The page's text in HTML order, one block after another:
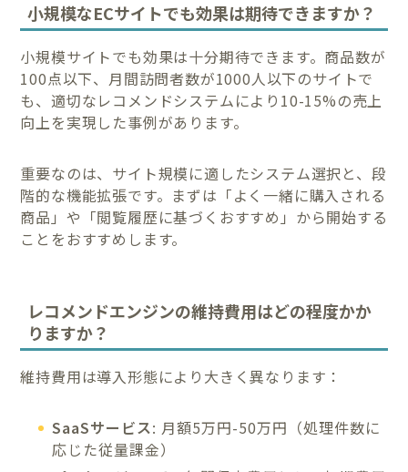
小規模なECサイトでも効果は期待できますか？
小規模サイトでも効果は十分期待できます。商品数が
100点以下、月間訪問者数が1000人以下のサイトで
も、適切なレコメンドシステムにより10-15%の売上
向上を実現した事例があります。
重要なのは、サイト規模に適したシステム選択と、段
階的な機能拡張です。まずは「よく一緒に購入される
商品」や「閲覧履歴に基づくおすすめ」から開始する
ことをおすすめします。
レコメンドエンジンの維持費用はどの程度かか
りますか？
維持費用は導入形態により大きく異なります：
SaaSサービス: 月額5万円-50万円（処理件数に
応じた従量課金）